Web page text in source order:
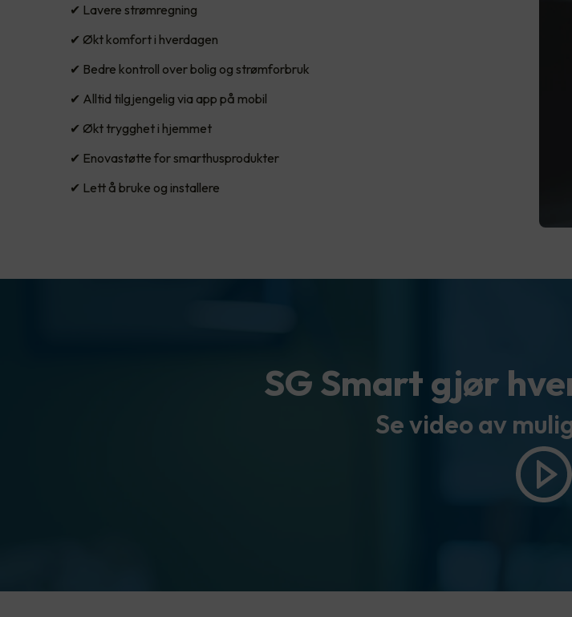
✔ Lavere strømregning
✔ Økt komfort i hverdagen
✔ Bedre kontroll over bolig og strømforbruk
✔ Alltid tilgjengelig via app på mobil
✔ Økt trygghet i hjemmet
✔ Enovastøtte for smarthusprodukter
✔ Lett å bruke og installere
SG Smart gjør
Se video av